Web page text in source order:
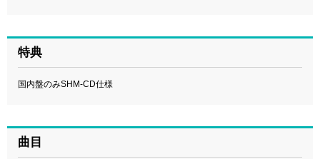
特典
国内盤のみSHM-CD仕様
曲目